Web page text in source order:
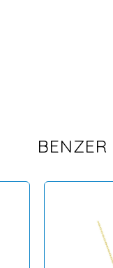
BENZER